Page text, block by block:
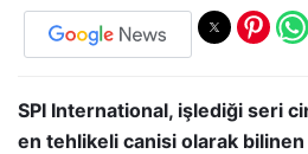
SPI International, işlediği seri
en tehlikeli canisi olarak bilinen